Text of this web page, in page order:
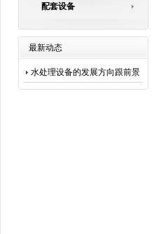
配套设备
最新动态
水处理设备的发展方向跟前景